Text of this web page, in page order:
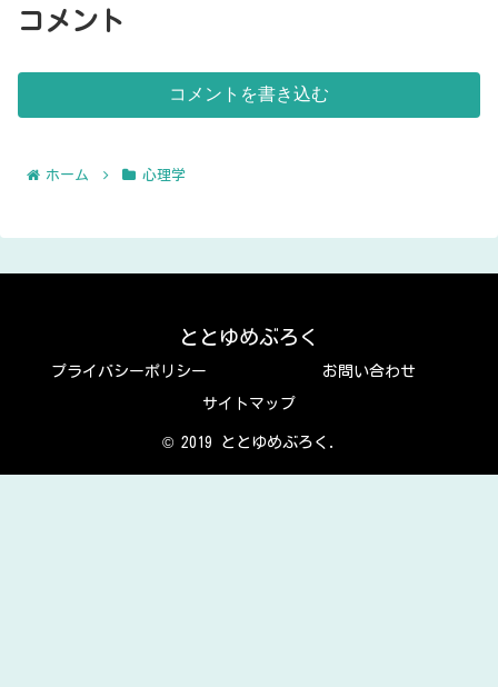
コメント
コメントを書き込む
ホーム 心理学
ととゆめぶろく
プライバシーポリシー お問い合わせ
サイトマップ
© 2019 ととゆめぶろく.